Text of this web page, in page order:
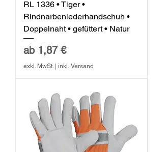
RL 1336 • Tiger •
Rindnarbenlederhandschuh •
Doppelnaht • gefüttert • Natur
ab 1,87 €
Sale-Preis
exkl. MwSt.| inkl. Versand